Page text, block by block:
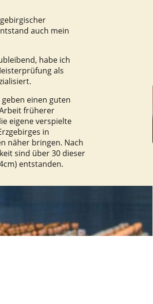
auch mein
habe ich
als
einen guten
früherer
eigene verspielte
in
näher bringen. Nach
sind über 30 dieser
entstanden.